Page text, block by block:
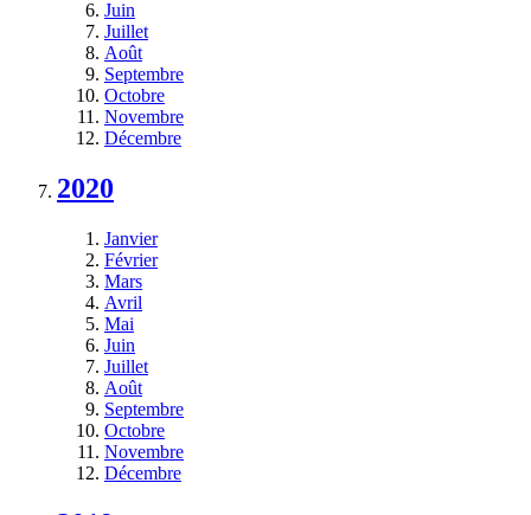
Juin
Juillet
Août
Septembre
Octobre
Novembre
Décembre
2020
Janvier
Février
Mars
Avril
Mai
Juin
Juillet
Août
Septembre
Octobre
Novembre
Décembre